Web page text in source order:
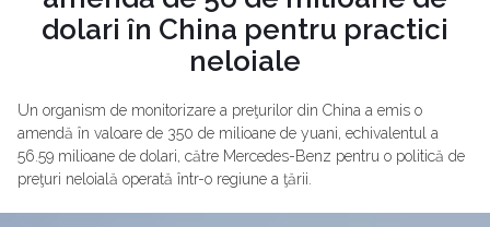
dolari în China pentru practici
neloiale
Un organism de monitorizare a preţurilor din China a emis o
amendă în valoare de 350 de milioane de yuani, echivalentul a
56.59 milioane de dolari, către Mercedes-Benz pentru o politică de
preţuri neloială operată într-o regiune a ţării.